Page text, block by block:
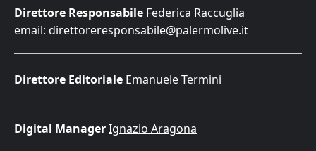
Direttore Responsabile Federica Raccuglia
email: direttoreresponsabile@palermolive.it
Direttore Editoriale Emanuele Termini
Digital ManagerIgnazio Aragona